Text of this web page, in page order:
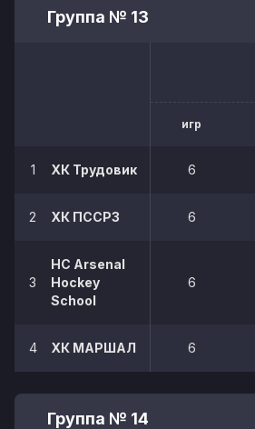
Группа № 13
игр
1 ХК Трудовик 6
2 ХК ПССРЗ 6
3
НС Arsenal
Hockey
School
6
4 ХК МАРШАЛ 6
Группа № 14